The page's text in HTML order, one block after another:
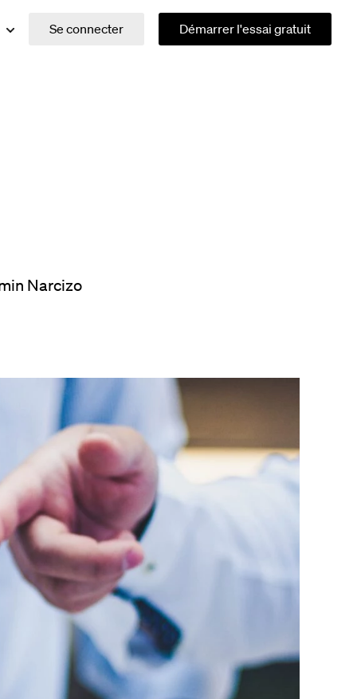
Se connecter Démarrer l'essai gratuit
Narcizo